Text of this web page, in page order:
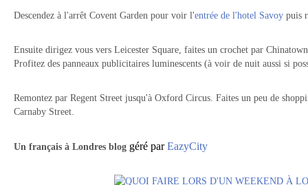
Descendez à l'arrêt Covent Garden pour voir l'entrée de l'hotel Savoy puis
Ensuite dirigez vous vers Leicester Square, faites un crochet par
Profitez des panneaux publicitaires luminescents (à voir de nuit aussi si
Remontez par Regent Street jusqu'à Oxford Circus. Faites un peu de
Carnaby Street.
Un français à Londres blog géré parEazyCity